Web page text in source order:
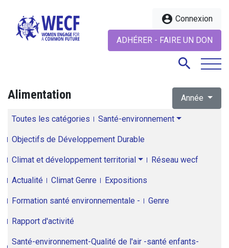
account_circle Connexion
ADHÉRER - FAIRE UN DON
search
Alimentation Année
Toutes les catégories Santé-environnement
Objectifs de Développement Durable
Climat et développement territorial Réseau wecf
Actualité Climat Genre Expositions
Formation santé environnementale - Genre
Rapport d'activité
Santé-environnement-Qualité de l'air -santé enfants-